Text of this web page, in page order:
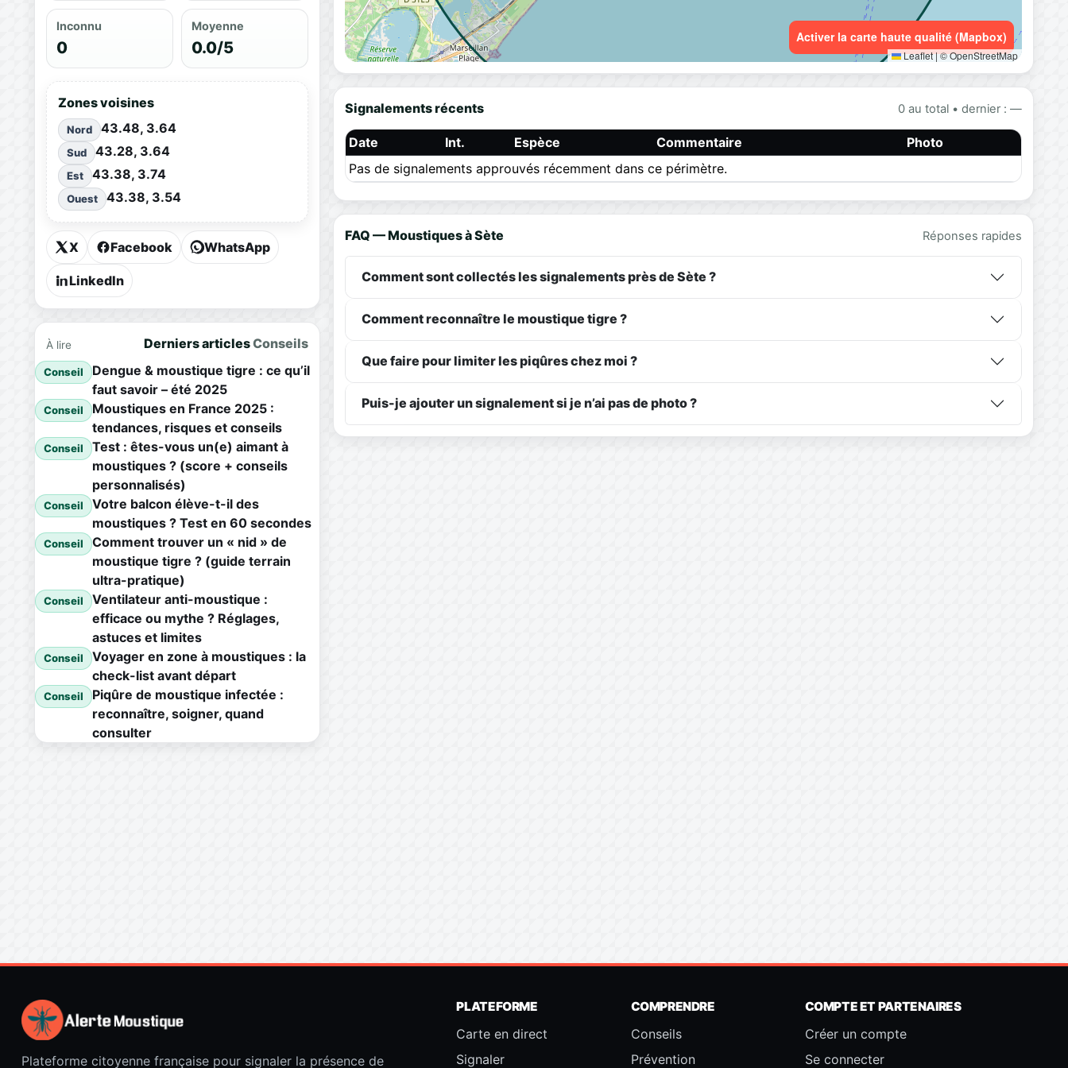
Inconnu
0
Moyenne
0.0/5
Zones voisines
Nord 43.48, 3.64
Sud 43.28, 3.64
Est 43.38, 3.74
Ouest 43.38, 3.54
X Facebook WhatsApp
LinkedIn
À lire Derniers articlesConseils
Conseil
Dengue & moustique tigre : ce qu’il
faut savoir – été 2025
Conseil
Moustiques en France 2025 :
tendances, risques et conseils
Conseil
Test : êtes-vous un(e) aimant à
moustiques ? (score + conseils
personnalisés)
Conseil
Votre balcon élève-t-il des
moustiques ? Test en 60 secondes
Conseil
Comment trouver un « nid » de
moustique tigre ? (guide terrain
ultra-pratique)
Conseil
Ventilateur anti-moustique :
efficace ou mythe ? Réglages,
astuces et limites
Conseil
Voyager en zone à moustiques : la
check-list avant départ
Conseil
Piqûre de moustique infectée :
reconnaître, soigner, quand
consulter
Leaflet|© OpenStreetMap
Activer la carte haute qualité (Mapbox)
Signalements récents 0 au total • dernier : —
Date Int. Espèce Commentaire
Photo
Pas de signalements approuvés récemment dans ce périmètre.
FAQ — Moustiques à Sète Réponses rapides
Comment sont collectés les signalements près de Sète ?
Comment reconnaître le moustique tigre ?
Que faire pour limiter les piqûres chez moi ?
Puis-je ajouter un signalement si je n’ai pas de photo ?
Plateforme citoyenne française pour signaler la présence de
PLATEFORME
Carte en direct
Signaler
COMPRENDRE
Conseils
Prévention
COMPTE ET PARTENAIRES
Créer un compte
Se connecter